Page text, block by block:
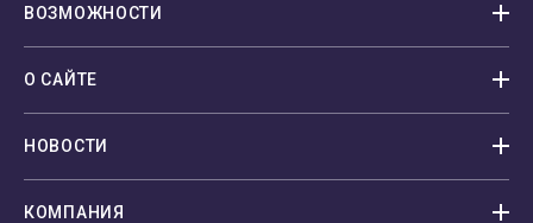
ВОЗМОЖНОСТИ
О САЙТЕ
НОВОСТИ
КОМПАНИЯ